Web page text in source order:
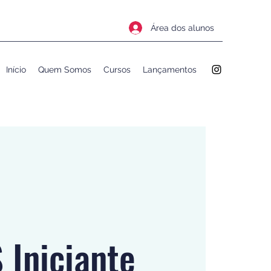
Área dos alunos
Início Quem Somos Cursos Lançamentos
Iniciante